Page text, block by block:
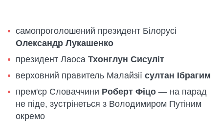
самопроголошений президент Білорусі
Олександр Лукашенко
президент Лаоса Тхонглун Сисуліт
верховний правитель Малайзії султан Ібрагим
прем'єр Словаччини Роберт Фіцо — на парад
не піде, зустрінеться з Володимиром Путіним
окремо